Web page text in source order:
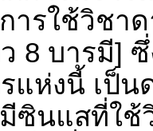
ารใช้วิชา
8 บารมี]
แห่งนี้ เป็น
นแสที่ใช้